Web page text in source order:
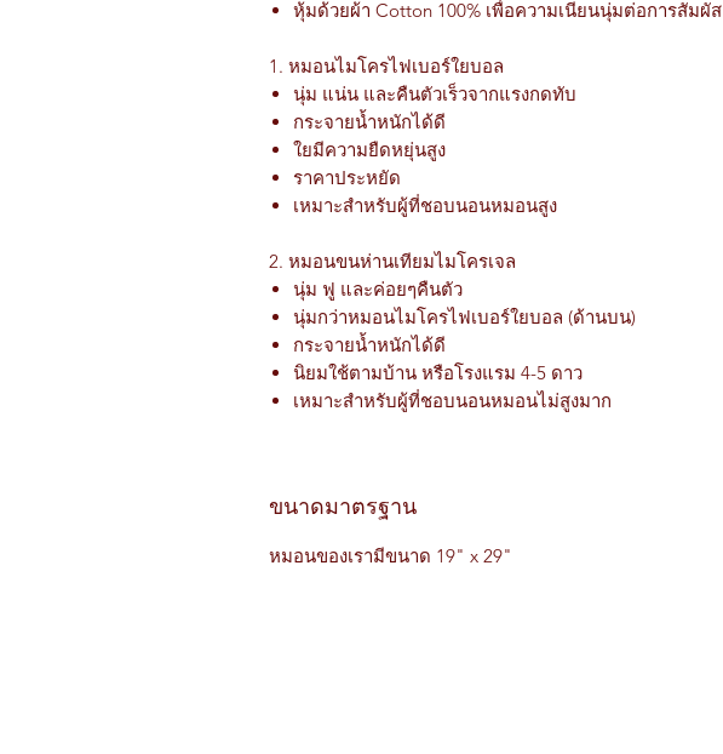
หุ้มด้วยผ้า Cotton 100% เพื่อความเนียนนุ่มต่อการสัมผัส
1. หมอนไมโครไฟเบอร์ใยบอล
นุ่ม แน่น และคืนตัวเร็วจากแรงกดทับ
กระจายน้ำหนักได้ดี
ใยมีความยืดหยุ่นสูง
ราคาประหยัด
เหมาะสำหรับผู้ที่ชอบนอนหมอนสูง
2. หมอนขนห่านเทียมไมโครเจล
นุ่ม ฟู และค่อยๆคืนตัว
นุ่มกว่าหมอนไมโครไฟเบอร์ใยบอล (ด้านบน)
กระจายน้ำหนักได้ดี
นิยมใช้ตามบ้าน หรือโรงแรม 4-5 ดาว
เหมาะสำหรับผู้ที่ชอบนอนหมอนไม่สูงมาก
ขนาดมาตรฐาน
หมอนของเรามีขนาด 19" x 29"